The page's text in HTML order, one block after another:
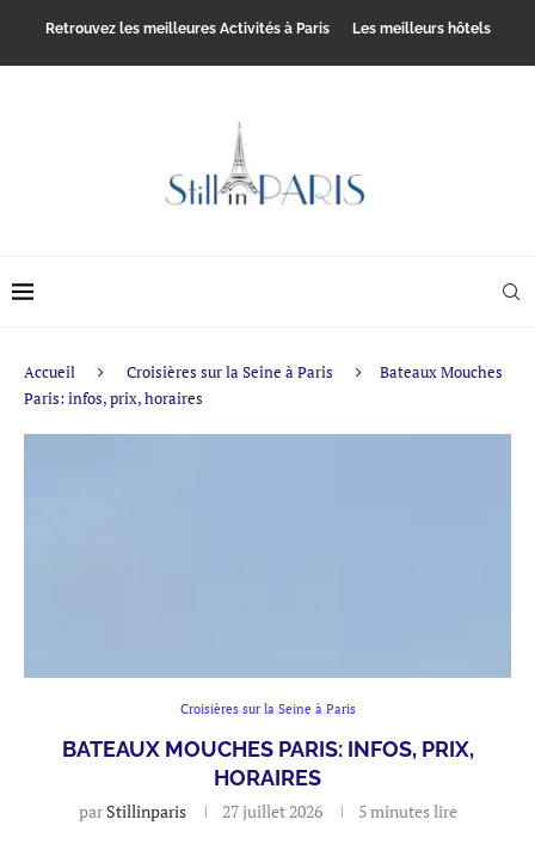
Retrouvez les meilleures Activités à Paris Les meilleurs hôtels
Accueil Croisières sur la Seine à Paris
Bateaux Mouches
Paris: infos, prix, horaires
Croisières sur la Seine à Paris
BATEAUX MOUCHES PARIS: INFOS, PRIX,
HORAIRES
par Stillinparis 27 juillet 2026 5 minutes lire